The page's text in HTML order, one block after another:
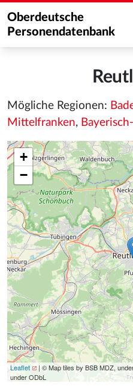
Oberdeutsche
Personendatenbank
Mögliche Regionen:
Mittelfranken,
+
−
Leaflet
| © Map tiles by BSB MDZ,
under ODbL